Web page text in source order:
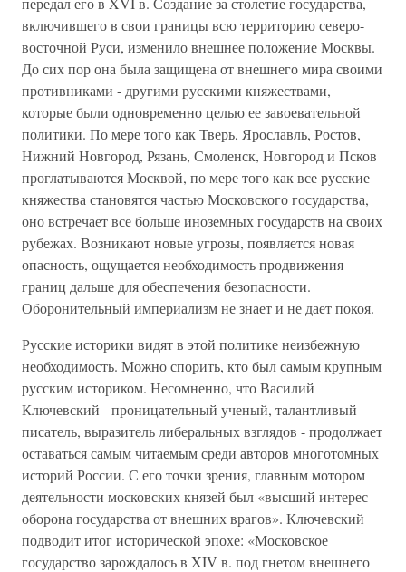
включившего в свои границы всю территорию северо-
восточной Руси, изменило внешнее положение Москвы.
До сих пор она была защищена от внешнего мира своими
противниками - другими русскими княжествами,
которые были одновременно целью ее завоевательной
политики. По мере того как Тверь, Ярославль, Ростов,
Нижний Новгород, Рязань, Смоленск, Новгород и Псков
проглатываются Москвой, по мере того как все русские
княжества становятся частью Московского государства,
оно встречает все больше иноземных государств на своих
рубежах. Возникают новые угрозы, появляется новая
опасность, ощущается необходимость продвижения
границ дальше для обеспечения безопасности.
Оборонительный империализм не знает и не дает покоя.
Русские историки видят в этой политике неизбежную
необходимость. Можно спорить, кто был самым крупным
русским историком. Несомненно, что Василий
Ключевский - проницательный ученый, талантливый
писатель, выразитель либеральных взглядов - продолжает
оставаться самым читаемым среди авторов многотомных
историй России. С его точки зрения, главным мотором
деятельности московских князей был «высший интерес -
оборона государства от внешних врагов». Ключевский
подводит итог исторической эпохе: «Московское
государство зарождалось в XIV в. под гнетом внешнего